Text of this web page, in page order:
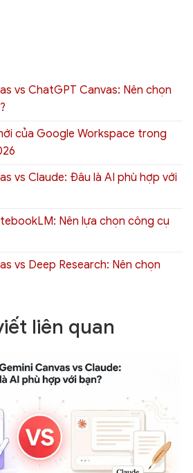
vs ChatGPT Canvas: Nên chọn
của Google Workspace trong
vs Claude: Đâu là AI phù hợp với
Nên lựa chọn công cụ
vs Deep Research: Nên chọn
liên quan